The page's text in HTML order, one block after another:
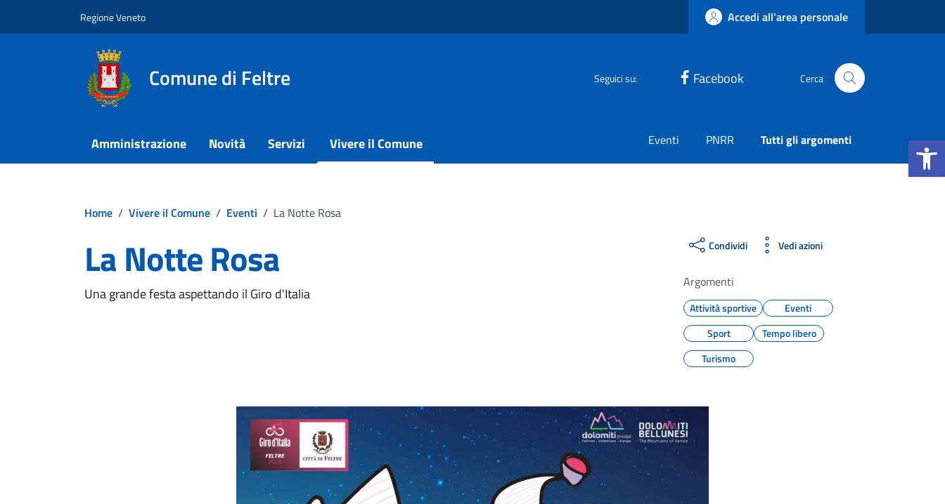
Apri la
Regione Veneto Accedi all'area personale
Comune di Feltre Seguici su: Facebook Cerca
Amministrazione Novità Servizi Vivere il Comune Eventi PNRR Tutti gli argomenti
Home / Vivere il Comune / Eventi / La Notte Rosa
La Notte Rosa
Una grande festa aspettando il Giro d'Italia
Condividi Vedi azioni
Argomenti
Attività sportive
Eventi
Sport
Tempo libero
Turismo